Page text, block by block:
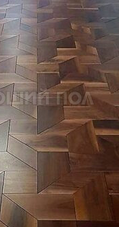
покрытием на